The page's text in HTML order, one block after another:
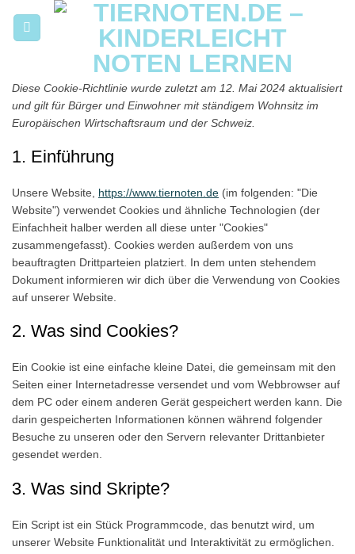
Inhalt
Diese Cookie-Richtlinie wurde zuletzt am 12. Mai 2024 aktualisiert
und gilt für Bürger und Einwohner mit ständigem Wohnsitz im
Europäischen Wirtschaftsraum und der Schweiz.
1. Einführung
Unsere Website, https://www.tiernoten.de (im folgenden: "Die
Website") verwendet Cookies und ähnliche Technologien (der
Einfachheit halber werden all diese unter "Cookies"
zusammengefasst). Cookies werden außerdem von uns
beauftragten Drittparteien platziert. In dem unten stehendem
Dokument informieren wir dich über die Verwendung von Cookies
auf unserer Website.
2. Was sind Cookies?
Ein Cookie ist eine einfache kleine Datei, die gemeinsam mit den
Seiten einer Internetadresse versendet und vom Webbrowser auf
dem PC oder einem anderen Gerät gespeichert werden kann. Die
darin gespeicherten Informationen können während folgender
Besuche zu unseren oder den Servern relevanter Drittanbieter
gesendet werden.
3. Was sind Skripte?
Ein Script ist ein Stück Programmcode, das benutzt wird, um
unserer Website Funktionalität und Interaktivität zu ermöglichen.